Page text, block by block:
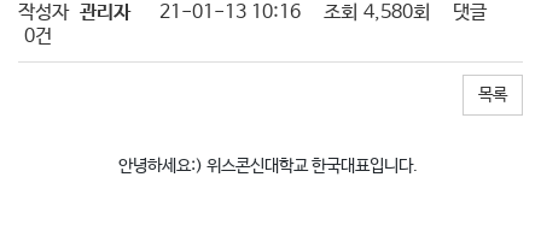
작성자 관리자 21-01-13 10:16 조회 4,580회
댓글
0건
목록
안녕하세요:) 위스콘신대학교 한국대표입니다.